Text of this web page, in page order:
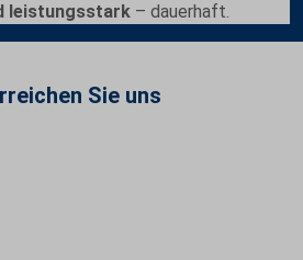
leistungsstark – dauerhaft.
Sie uns